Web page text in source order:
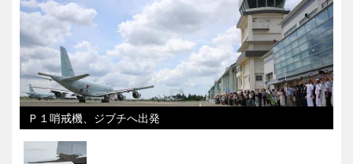
Ｐ１哨戒機、ジブチへ出発